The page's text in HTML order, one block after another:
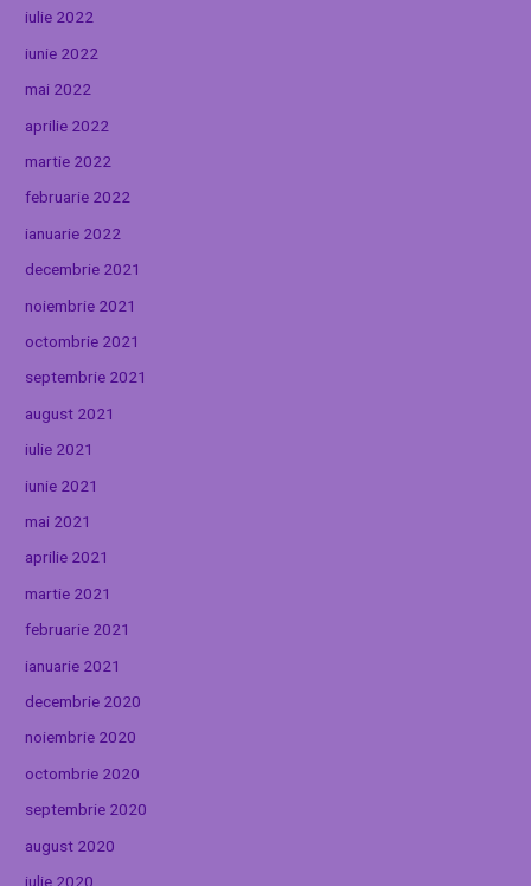
iulie 2022
iunie 2022
mai 2022
aprilie 2022
martie 2022
februarie 2022
ianuarie 2022
decembrie 2021
noiembrie 2021
octombrie 2021
septembrie 2021
august 2021
iulie 2021
iunie 2021
mai 2021
aprilie 2021
martie 2021
februarie 2021
ianuarie 2021
decembrie 2020
noiembrie 2020
octombrie 2020
septembrie 2020
august 2020
iulie 2020